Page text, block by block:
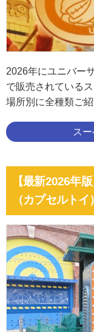
2026年にユニバー
で販売されている
場所別に全種類ご紹
ス
【最新2026年
（カプセルト